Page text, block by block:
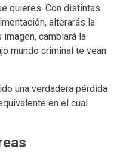
quieres. Con distintas
alterarás la
cambiará la
mundo criminal te vean.
una verdadera pérdida
en el cual